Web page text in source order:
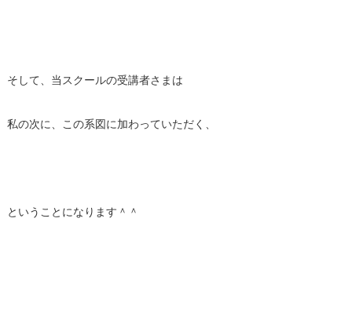
そして、当スクールの受講者さまは
私の次に、この系図に加わっていただく、
ということになります＾＾